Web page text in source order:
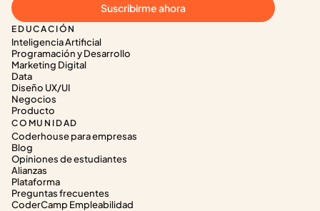
EDUCACIÓN
Inteligencia Artificial
Programación y Desarrollo
Marketing Digital
Data
Diseño UX/UI
Negocios
Producto
COMUNIDAD
Coderhouse para empresas
Blog
Opiniones de estudiantes
Alianzas
Plataforma
Preguntas frecuentes
CoderCamp Empleabilidad
Suscribirme ahora